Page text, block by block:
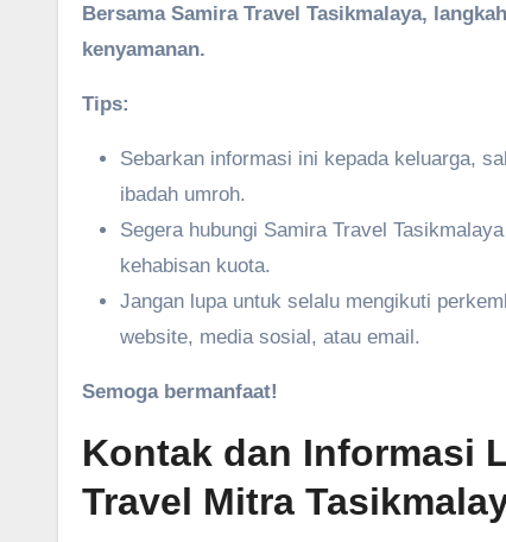
Bersama Samira Travel Tasikmalaya,
kenyamanan.
Tips:
Sebarkan informasi ini kepada keluarga,
ibadah umroh.
Segera hubungi Samira Travel
kehabisan kuota.
Jangan lupa untuk selalu mengikuti
website, media sosial, atau email.
Semoga bermanfaat!
Kontak dan Informasi
Travel Mitra